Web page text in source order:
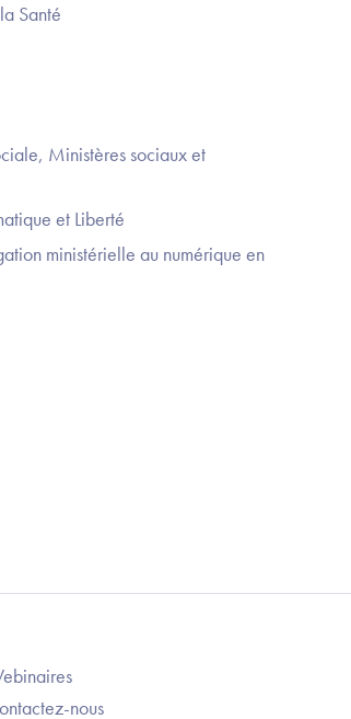
Santé
Ministères sociaux et
et Liberté
ministérielle au numérique en
Right ANS
nous